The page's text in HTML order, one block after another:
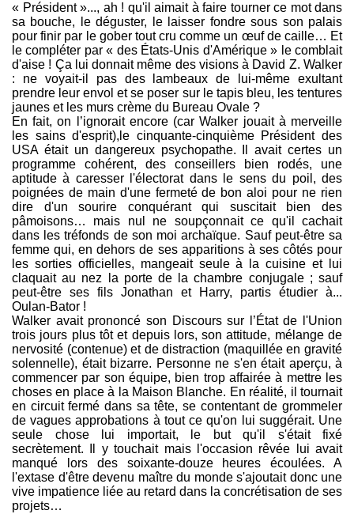
« Président »..., ah ! qu'il aimait à faire tourner ce mot dans
sa bouche, le déguster, le laisser fondre sous son palais
pour finir par le gober tout cru comme un œuf de caille… Et
le compléter par « des États-Unis d'Amérique » le comblait
d'aise ! Ça lui donnait même des visions à David Z. Walker
: ne voyait-il pas des lambeaux de lui-même exultant
prendre leur envol et se poser sur le tapis bleu, les tentures
jaunes et les murs crème du Bureau Ovale ?
En fait, on l’ignorait encore (car Walker jouait à merveille
les sains d'esprit),le cinquante-cinquième Président des
USA était un dangereux psychopathe. Il avait certes un
programme cohérent, des conseillers bien rodés, une
aptitude à caresser l'électorat dans le sens du poil, des
poignées de main d'une fermeté de bon aloi pour ne rien
dire d'un sourire conquérant qui suscitait bien des
pâmoisons… mais nul ne soupçonnait ce qu'il cachait
dans les tréfonds de son moi archaïque. Sauf peut-être sa
femme qui, en dehors de ses apparitions à ses côtés pour
les sorties officielles, mangeait seule à la cuisine et lui
claquait au nez la porte de la chambre conjugale ; sauf
peut-être ses fils Jonathan et Harry, partis étudier à...
Oulan-Bator !
Walker avait prononcé son Discours sur l’État de l'Union
trois jours plus tôt et depuis lors, son attitude, mélange de
nervosité (contenue) et de distraction (maquillée en gravité
solennelle), était bizarre. Personne ne s'en était aperçu, à
commencer par son équipe, bien trop affairée à mettre les
choses en place à la Maison Blanche. En réalité, il tournait
en circuit fermé dans sa tête, se contentant de grommeler
de vagues approbations à tout ce qu'on lui suggérait. Une
seule chose lui importait, le but qu'il s'était fixé
secrètement. Il y touchait mais l'occasion rêvée lui avait
manqué lors des soixante-douze heures écoulées. A
l'extase d'être devenu maître du monde s'ajoutait donc une
vive impatience liée au retard dans la concrétisation de ses
projets…